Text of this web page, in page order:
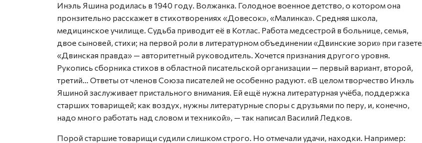
Инэль Яшина родилась в 1940 году. Волжанка. Голодное военное детство, о котором она
пронзительно расскажет в стихотворениях «Довесок», «Малинка». Средняя школа,
медицинское училище. Судьба приводит её в Котлас. Работа медсестрой в больнице, семья,
двое сыновей, стихи; на первой роли в литературном объединении «Двинские зори» при газете
«Двинская правда» — авторитетный руководитель. Хочется признания другого уровня.
Рукопись сборника стихов в областной писательской организации — первый вариант, второй,
третий… Ответы от членов Союза писателей не особенно радуют. «В целом творчество Инэль
Яшиной заслуживает пристального внимания. Ей ещё нужна литературная учёба, поддержка
старших товарищей; как воздух, нужны литературные споры с друзьями по перу, и, конечно,
надо много работать над словом и техникой», — так написал Василий Ледков.
Порой старшие товарищи судили слишком строго. Но отмечали удачи, находки. Например: